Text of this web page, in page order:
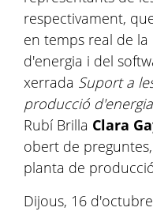
respectivament,
en temps real de
d'energia i del
xerrada Suport a
producció d'energia
Rubí Brilla Clara
obert de
planta de
Dijous, 16